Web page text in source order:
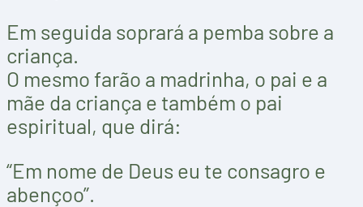
Em seguida soprará a pemba sobre a
criança.
O mesmo farão a madrinha, o pai e a
mãe da criança e também o pai
espiritual, que dirá:
“Em nome de Deus eu te consagro e
abençoo”.